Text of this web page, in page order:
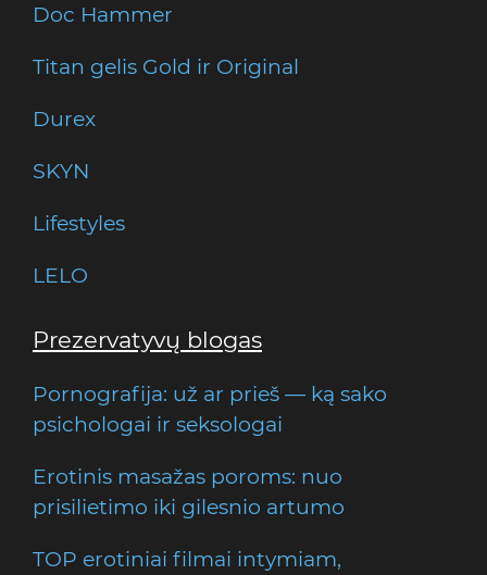
Doc Hammer
Titan gelis Gold ir Original
Durex
SKYN
Lifestyles
LELO
Prezervatyvų blogas
Pornografija: už ar prieš — ką sako
psichologai ir seksologai
Erotinis masažas poroms: nuo
prisilietimo iki gilesnio artumo
TOP erotiniai filmai intymiam,